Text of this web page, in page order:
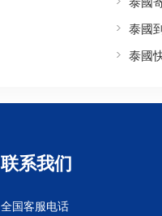
泰國
泰國
联系我们
全国客服电话